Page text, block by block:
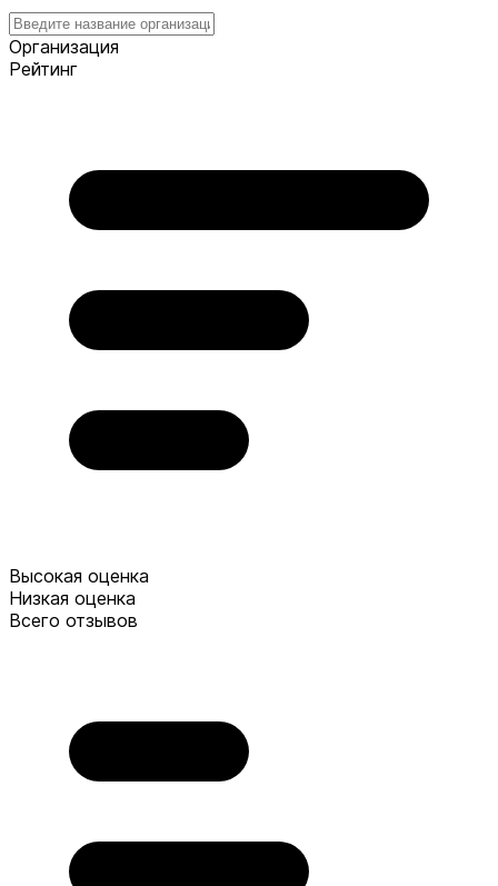
Организация
Рейтинг
Высокая оценка
Низкая оценка
Всего отзывов